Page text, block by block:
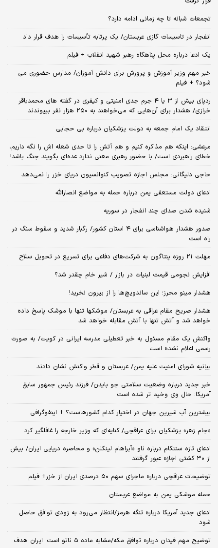
تجمعات شبانه تا چه زمانی ادامه دارد؟
انفجار در تاسیسات گازی عربستان/ یک پرتابه تأسیسات را هدف قرار داد
یک ادعا درباره محل پناهگاه‌ رهبر شهید انقلاب + فیلم
خبر مهم وزیر آموزش و پرورش برای دانش آموزان/ مدارس حضوری می
شود؟ + فیلم
ردپای بیش از ۳ یا ۴ جرم جدی امنیتی و کیفری در گفته های محمدباقر
خرازی/ هشدار برای آن‌هایی که می‌خواهند به ۲۵۰ هزار نفر بپیوندند
انتقاد یک امام جمعه به دولت پزشکیان درباره بی حجابی
مرعشی: اینکه هم مذاکره کنیم و هم آتش را تا حدی شعله اش را نگه داریم،
خطای راهبردی است/ با حضور رهبری معنی ندارد عده‌ای بگویند جنگ باشد!
حاجی دلیگانی: مجلس اجازه تصویب کنوانسیون دریای خزر را نمی‌دهد
ادعای دولت مستعفی یمن درباره حمله به مواضع انصارالله
شنیده شدن صدای چند انفجار در سوریه
صدور هشدار هواشناسی برای ۴ استان کشور/ رگبار شدید و سقوط سنگ در
راه است
مهلت ۲۱ روزه پنتاگون به شرکت‌های دفاعی برای تسریع در تحویل سلاح
افزایش نجومی قیمت لبنیات در بازار / شیر خام چقدر شد؟
هشدار مینو محرز؛ این ساندویچ‌ها را از بیرون نخرید!
هشدار صریح مقام عراقی به عربستان/ موشکها تنها با موشک پاسخ داده
خواهد شد و آتش تنها با آتش مقابله خواهد شد
واکنش یک مقام مسئول به خبر تعطیلی مدرسه ایرانی در کویت/ به صورت
رسمی اعلام نشده است
بیانیه شورای امنیت علیه یمن/ عربستان و قطر واکنش نشان دادند
خبر جدید درباره وضعیت سلامتی جو بایدن/ فرزند رئیس جمهور سابق
آمریکا: حال وی وخیم تر شده است
بیشترین آب شیرین جهان در اختیار کدام کشورهاست؟ + اینفوگرافی
«جام زهر» پزشکیان برای عراقچی/ کنایه‌ای که وزیر خارجه را غافلگیر کرد
ادعای تازه سنتکام درباره ناو «آبراهام لینکلن» و محاصره دریایی ایران/ بیش
از ۳۰ کشتی اجازه عبور گرفتند
توضیحات عراقچی درباره ماجرای سهم ۵۰ درصدی ایران از خزر+ فیلم
حمله موشکی یمن به مواضع عربستان
ادعای جدید آمریکا درباره تنگه هرمز/انتظار می‌رود به زودی توافق حاصل
شود
توضیح مهم فیدان درباره توافق مکه/مشابه ماده ۵ ناتو است؛ ایران هدف